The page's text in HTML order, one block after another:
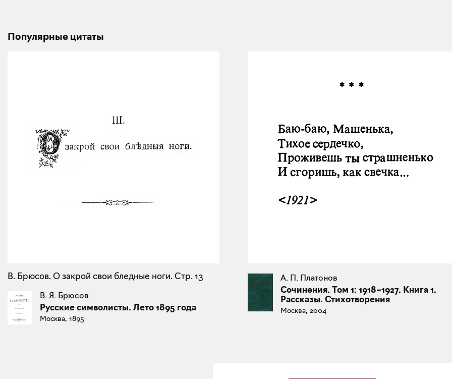
Популярные цитаты
В. Брюсов. О закрой свои бледные ноги. Стр. 13
В. Я. Брюсов
Русские символисты. Лето 1895 года
Москва, 1895
А. П. Платонов
Сочинения. Том 1: 1918–1927. Книга 1.
Рассказы. Стихотворения
Москва, 2004